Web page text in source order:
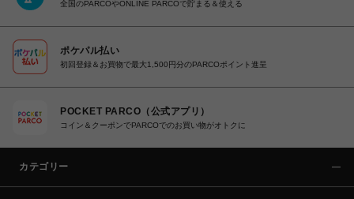
全国のPARCOやONLINE PARCOで貯まる＆使える
ポケパル払い
初回登録＆お買物で最大1,500円分のPARCOポイント進呈
POCKET PARCO（公式アプリ）
コイン＆クーポンでPARCOでのお買い物がオトクに
カテゴリー